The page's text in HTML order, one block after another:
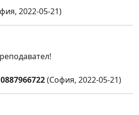
2022-05-21)
(София, 2022-05-21)